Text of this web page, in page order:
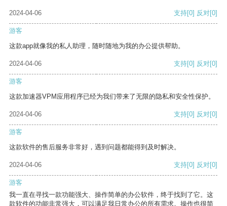
2024-04-06 支持[0] 反对[0]
游客
这款app就像我的私人助理，随时随地为我的办公提供帮助。
2024-04-06 支持[0] 反对[0]
游客
这款加速器VPM应用程序已经为我们带来了无限的隐私和安全性保护。
2024-04-06 支持[0] 反对[0]
游客
这款软件的售后服务非常好，遇到问题都能得到及时解决。
2024-04-06 支持[0] 反对[0]
游客
我一直在寻找一款功能强大、操作简单的办公软件，终于找到了它。这
款软件的功能非常强大，可以满足我日常办公的所有需求。操作也很简